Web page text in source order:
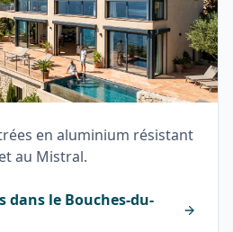
en aluminium résistant
au Mistral.
dans le Bouches-du-